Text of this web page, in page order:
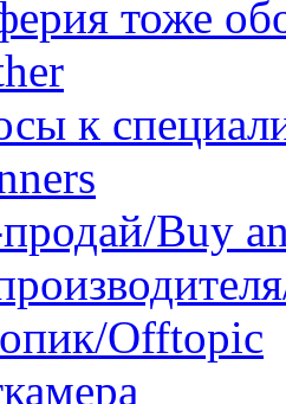
тоже
к
Buy
Offtopic